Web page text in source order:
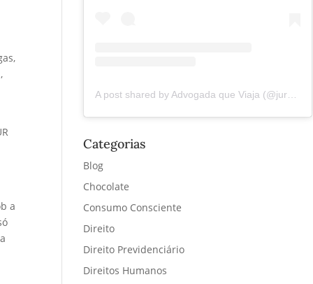
a
A post shared by Advogada que Viaja (@juremacintra)
Categorias
Blog
Chocolate
Consumo Consciente
Direito
Direito Previdenciário
Direitos Humanos